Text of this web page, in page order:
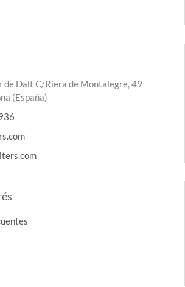
de Dalt C/Riera de Montalegre, 49
(España)